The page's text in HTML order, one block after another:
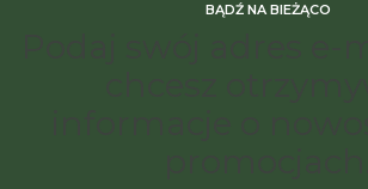
BĄDŹ NA BIEŻĄCO